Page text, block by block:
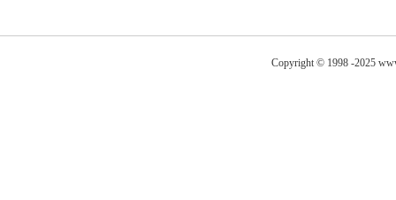
Copyright © 1998 -2025